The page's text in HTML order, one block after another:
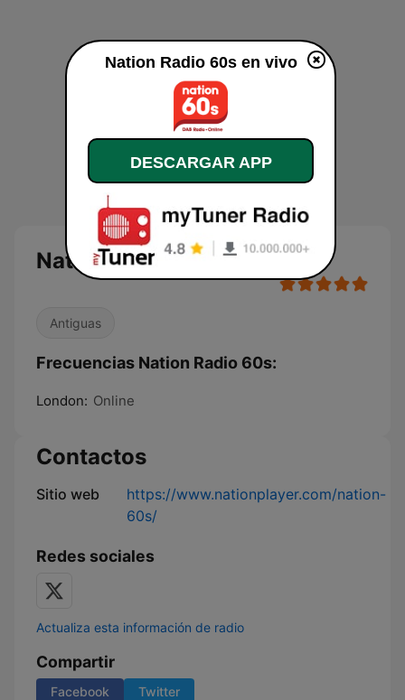
Nation Radio 60s
Antiguas
Frecuencias Nation Radio 60s:
London: Online
Contactos
Sitio web
https://www.nationplayer.com/nation-
60s/
Redes sociales
Actualiza esta información de radio
Compartir
Facebook Twitter
Nation Radio 60s en vivo
DESCARGAR APP